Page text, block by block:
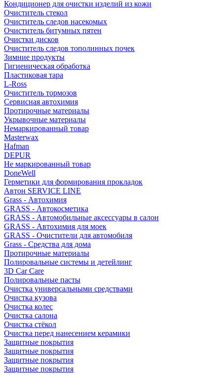
Кондиционер для очистки изделий из кожи
Очиститель стекол
Очиститель следов насекомых
Очиститель битумных пятен
Очистки дисков
Очиститель следов тополинных почек
Зимние продукты
Гигиеническая обработка
Пластиковая тара
L-Ross
Очиститель тормозов
Сервисная автохимия
Протирочные материалы
Укрывочные материалы
Немаркированный товар
Masterwax
Hafman
DEPUR
Не маркированный товар
DoneWell
Герметики для формирования прокладок
Автон SERVICE LINE
Grass - Автохимия
GRASS - Автокосметика
GRASS - Автомобильные аксессуары в салон
GRASS - Автохимия для моек
GRASS - Очистители для автомобиля
Grass - Средства для дома
Протирочные материалы
Полировальные системы и детейлинг
3D Car Care
Полировальные пасты
Очистка универсальными средствами
Очистка кузова
Очистка колес
Очистка салона
Очистка стёкол
Очистка перед нанесением керамики
Защитные покрытия
Защитные покрытия
Защитные покрытия
Защитные покрытия